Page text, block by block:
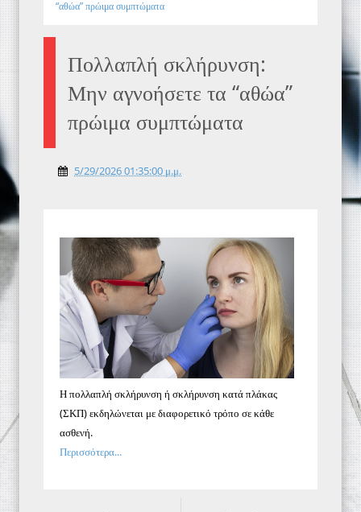
“αθώα” πρώιμα συμπτώματα
Πολλαπλή σκλήρυνση:
Μην αγνοήσετε τα “αθώα”
πρώιμα συμπτώματα
5/29/2026 01:35:00 μ.μ.
Η πολλαπλή σκλήρυνση ή σκλήρυνση κατά πλάκας
(ΣΚΠ) εκδηλώνεται με διαφορετικό τρόπο σε κάθε
ασθενή.
Περισσότερα...